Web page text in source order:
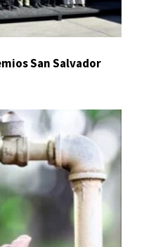
San Salvador